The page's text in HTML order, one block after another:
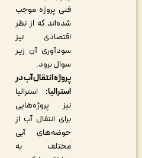
فنی پروژه موجب
شده‌اند که از نظر
اقتصادی نیز
سودآوری آن زیر
سوال برود.
پروژه انتقال آب در
استرالیا
نیز پروژه‌هایی
برای انتقال آب از
حوضه‌های آبی
مختلف به